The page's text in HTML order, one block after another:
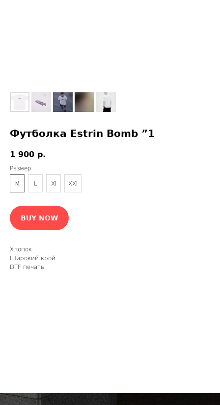
Футболка Estrin Bomb ”1
1 900 р.
Размер
M
L Xl XXl
BUY NOW
Хлопок
Широкий крой
DTF печать